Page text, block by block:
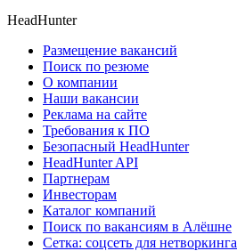
HeadHunter
Размещение вакансий
Поиск по резюме
О компании
Наши вакансии
Реклама на сайте
Требования к ПО
Безопасный HeadHunter
HeadHunter API
Партнерам
Инвесторам
Каталог компаний
Поиск по вакансиям в Алёшне
Сетка: соцсеть для нетворкинга